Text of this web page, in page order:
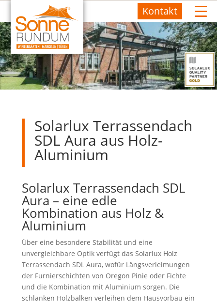
Kontakt
Solarlux Terrassendach
SDL Aura aus Holz-
Aluminium
Solarlux Terrassendach SDL
Aura – eine edle
Kombination aus Holz &
Aluminium
Über eine besondere Stabilität und eine
unvergleichbare Optik verfügt das Solarlux Holz
Terrassendach SDL Aura, wofür Längsverleimungen
der Furnierschichten von Oregon Pinie oder Fichte
und die Kombination mit Aluminium sorgen. Die
schlanken Holzbalken verleihen dem Hausvorbau ein